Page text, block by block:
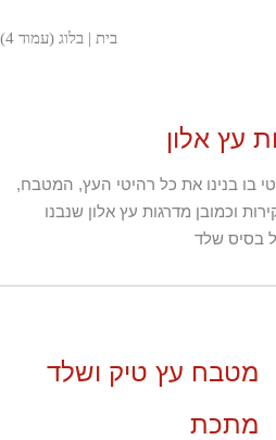
בית | בלוג (עמוד 4)
עץ אלון
בו בנינו את כל רהיטי העץ, המטבח,
וכמובן מדרגות עץ אלון שנבנו
בסיס שלד
מטבח עץ טיק ושלד
מתכת